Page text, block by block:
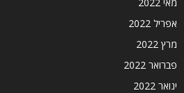
אפריל 2022
מרץ 2022
פברואר 2022
ינואר 2022